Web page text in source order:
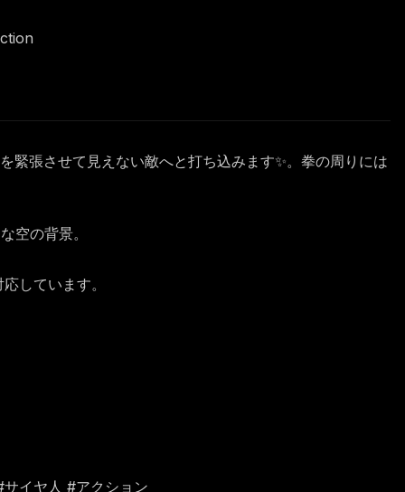
張させて見えない敵へと打ち込みます✨。拳の周りには
空の背景。
しています。
イヤ人 #アクション